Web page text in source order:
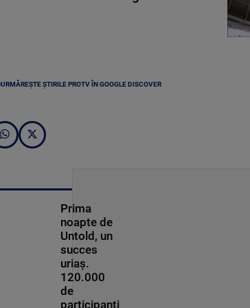
URMĂREȘTE ȘTIRILE PROTV ÎN GOOGLE DISCOVER
Prima
noapte de
Untold, un
succes
uriaș.
120.000
de
participanți